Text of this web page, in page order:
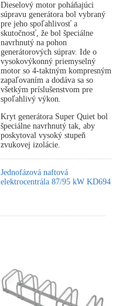
Dieselový motor poháňajúci
súpravu generátora bol vybraný
pre jeho spoľahlivosť a
skutočnosť, že bol špeciálne
navrhnutý na pohon
generátorových súprav. Ide o
vysokovýkonný priemyselný
motor so 4-taktným kompresným
zapaľovaním a dodáva sa so
všetkým príslušenstvom pre
spoľahlivý výkon.
Kryt generátora Super Quiet bol
špeciálne navrhnutý tak, aby
poskytoval vysoký stupeň
zvukovej izolácie.
Jednofázová naftová
elektrocentrála 87/95 kW KD694